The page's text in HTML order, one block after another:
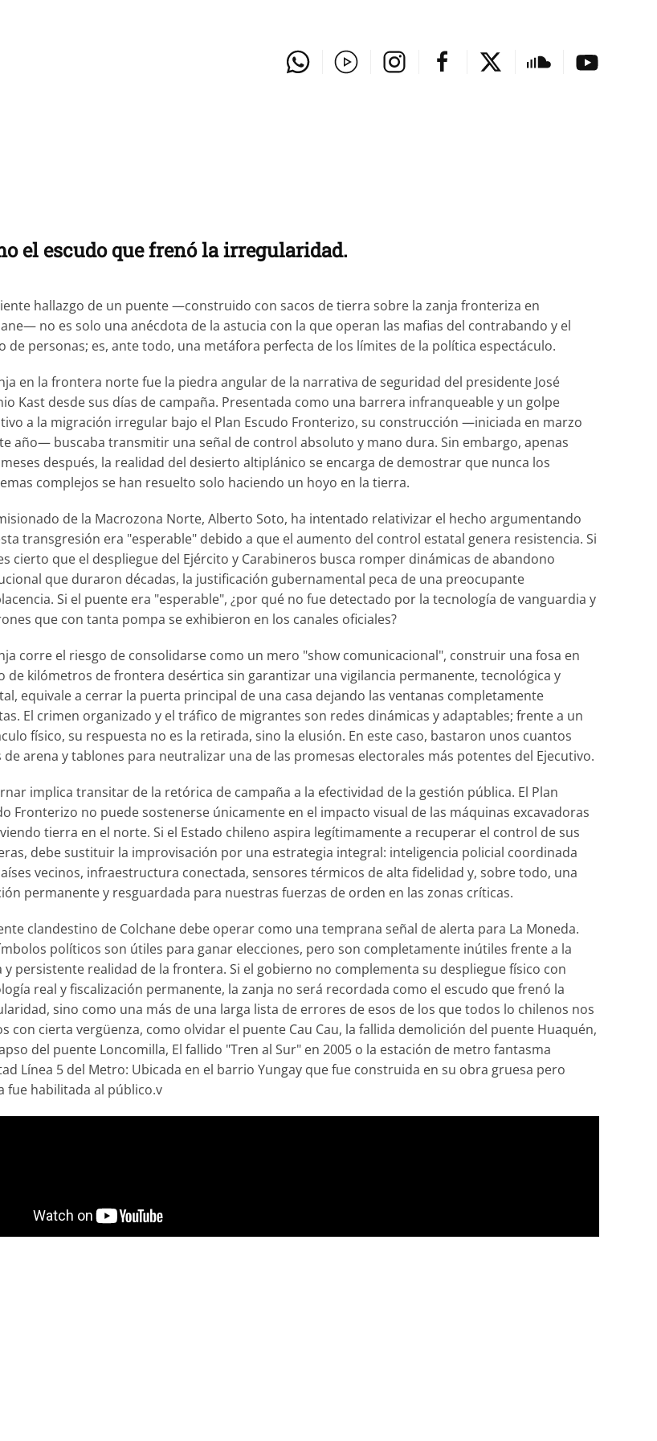
el escudo que frenó la irregularidad.
hallazgo de un puente —construido con sacos de tierra sobre la zanja fronteriza en
no es solo una anécdota de la astucia con la que operan las mafias del contrabando y el
de personas; es, ante todo, una metáfora perfecta de los límites de la política espectáculo.
en la frontera norte fue la piedra angular de la narrativa de seguridad del presidente José
Kast desde sus días de campaña. Presentada como una barrera infranqueable y un golpe
a la migración irregular bajo el Plan Escudo Fronterizo, su construcción —iniciada en marzo
año— buscaba transmitir una señal de control absoluto y mano dura. Sin embargo, apenas
después, la realidad del desierto altiplánico se encarga de demostrar que nunca los
complejos se han resuelto solo haciendo un hoyo en la tierra.
de la Macrozona Norte, Alberto Soto, ha intentado relativizar el hecho argumentando
transgresión era "esperable" debido a que el aumento del control estatal genera resistencia. Si
cierto que el despliegue del Ejército y Carabineros busca romper dinámicas de abandono
que duraron décadas, la justificación gubernamental peca de una preocupante
Si el puente era "esperable", ¿por qué no fue detectado por la tecnología de vanguardia y
que con tanta pompa se exhibieron en los canales oficiales?
corre el riesgo de consolidarse como un mero "show comunicacional", construir una fosa en
de kilómetros de frontera desértica sin garantizar una vigilancia permanente, tecnológica y
equivale a cerrar la puerta principal de una casa dejando las ventanas completamente
El crimen organizado y el tráfico de migrantes son redes dinámicas y adaptables; frente a un
físico, su respuesta no es la retirada, sino la elusión. En este caso, bastaron unos cuantos
de arena y tablones para neutralizar una de las promesas electorales más potentes del Ejecutivo.
implica transitar de la retórica de campaña a la efectividad de la gestión pública. El Plan
Fronterizo no puede sostenerse únicamente en el impacto visual de las máquinas excavadoras
tierra en el norte. Si el Estado chileno aspira legítimamente a recuperar el control de sus
debe sustituir la improvisación por una estrategia integral: inteligencia policial coordinada
vecinos, infraestructura conectada, sensores térmicos de alta fidelidad y, sobre todo, una
permanente y resguardada para nuestras fuerzas de orden en las zonas críticas.
clandestino de Colchane debe operar como una temprana señal de alerta para La Moneda.
políticos son útiles para ganar elecciones, pero son completamente inútiles frente a la
y persistente realidad de la frontera. Si el gobierno no complementa su despliegue físico con
real y fiscalización permanente, la zanja no será recordada como el escudo que frenó la
sino como una más de una larga lista de errores de esos de los que todos lo chilenos nos
con cierta vergüenza, como olvidar el puente Cau Cau, la fallida demolición del puente Huaquén,
del puente Loncomilla, El fallido "Tren al Sur" en 2005 o la estación de metro fantasma
Línea 5 del Metro: Ubicada en el barrio Yungay que fue construida en su obra gruesa pero
fue habilitada al público.v